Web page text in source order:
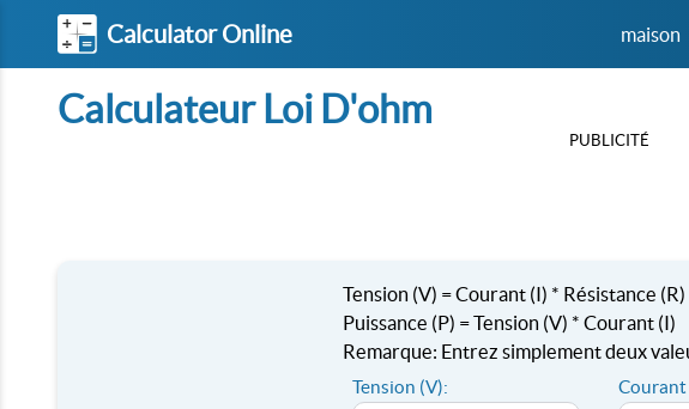
Calculator Online maison
Calculateur Loi D'ohm
PUBLICITÉ
Tension (V) = Courant (I) * Résistance (R)
Puissance (P) = Tension (V) * Courant (I)
Remarque: Entrez simplement deux
Tension (V): Courant